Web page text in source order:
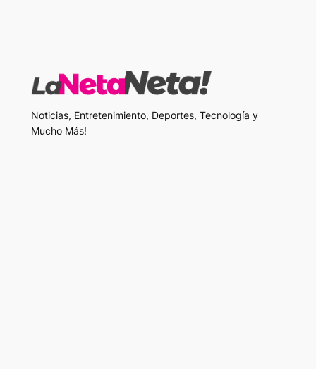
Noticias, Entretenimiento, Deportes, Tecnología y
Mucho Más!